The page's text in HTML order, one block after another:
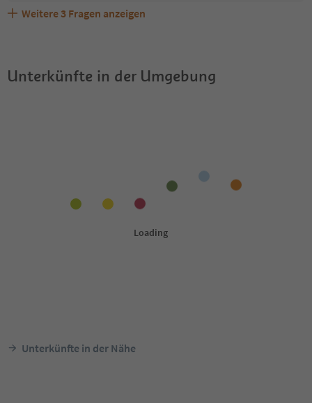
Sind Haustiere in der Unterkunft Garni Vergissmeinnicht
Welche Services bietet Garni Vergissmeinnicht?
Erhalten die Gäste von Garni Vergissmeinnicht einen
Weitere 3 Fragen anzeigen
Unterkünfte in der Umgebung
Unterkünfte in der Nähe